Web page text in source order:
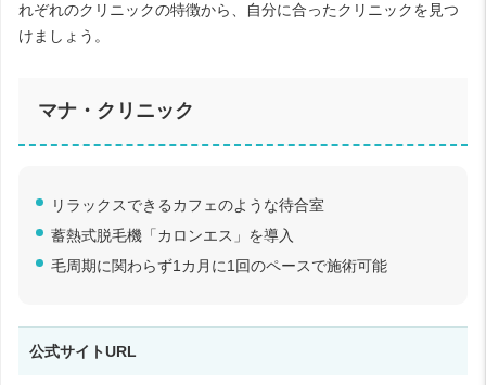
れぞれのクリニックの特徴から、自分に合ったクリニックを見つ
けましょう。
マナ・クリニック
リラックスできるカフェのような待合室
蓄熱式脱毛機「カロンエス」を導入
毛周期に関わらず1カ月に1回のペースで施術可能
公式サイトURL